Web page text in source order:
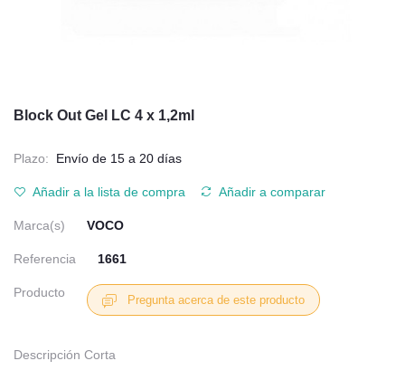
Block Out Gel LC 4 x 1,2ml
Plazo: Envío de 15 a 20 días
Añadir a la lista de compra Añadir a comparar
Marca(s) VOCO
Referencia 1661
Producto
Pregunta acerca de este producto
Descripción Corta